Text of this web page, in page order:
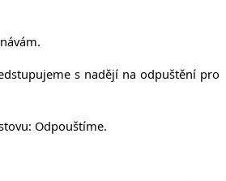
s nadějí na odpuštění pro
Odpouštíme.